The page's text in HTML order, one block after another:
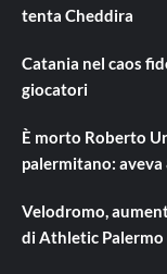
tenta Cheddira
Catania nel caos
giocatori
È morto Roberto
palermitano: aveva
Velodromo,
di Athletic Palermo